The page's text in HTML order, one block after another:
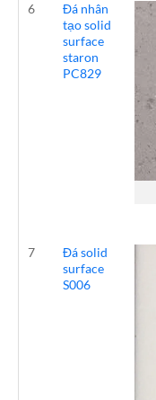
6
Đá nhân
tạo solid
surface
staron
PC829
7
Đá solid
surface
S006